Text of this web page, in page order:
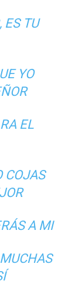
ES TU
YO
EL
COJAS
A MI